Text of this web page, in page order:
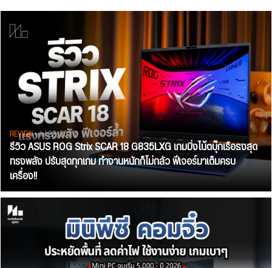
REVIEW• Jul 28, 2026
รีวิว ASUS ROG Strix SCAR 18 G835LXG เกมมิ่งโน้ตบุ๊กเรือธงสุด
ทรงพลัง ปรับสุดทุกเกม ทำงานหนักก็ไม่กลัว ฟีเจอร์มาเต็มครบ
เครื่อง!!